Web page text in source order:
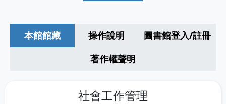
本館館藏 操作說明
圖書館登入/註冊
著作權聲明
社會工作管理